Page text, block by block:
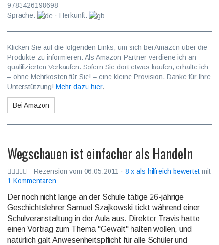
9783426198698
Sprache:
· Herkunft:
Klicken Sie auf die folgenden Links, um sich bei Amazon über die
Produkte zu informieren. Als Amazon-Partner verdiene ich an
qualifizierten Verkäufen. Sofern Sie dort etwas kaufen, erhalte ich
– ohne Mehrkosten für Sie! – eine kleine Provision. Danke für Ihre
Unterstützung! Mehr dazu hier.
Bei Amazon
Wegschauen ist einfacher als Handeln
Rezension vom 06.05.2011 · 8 x als hilfreich bewertet mit
1 Kommentaren
Der noch nicht lange an der Schule tätige 26-jährige
Geschichtslehrer Samuel Szajkowski tickt während einer
Schulveranstaltung in der Aula aus. Direktor Travis hatte
einen Vortrag zum Thema "Gewalt" halten wollen, und
natürlich galt Anwesenheitspflicht für alle Schüler und